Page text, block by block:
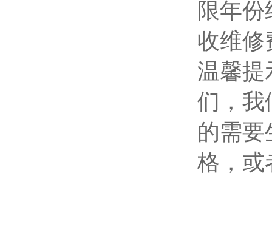
限年
收维修
温馨提
们，我
的需要
格，或